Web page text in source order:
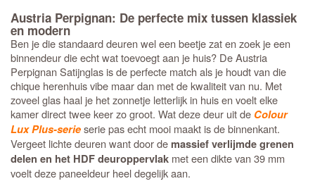
Austria Perpignan: De perfecte mix tussen klassiek
en modern
Ben je die standaard deuren wel een beetje zat en zoek je een
binnendeur die echt wat toevoegt aan je huis? De Austria
Perpignan Satijnglas is de perfecte match als je houdt van die
chique herenhuis vibe maar dan met de kwaliteit van nu. Met
zoveel glas haal je het zonnetje letterlijk in huis en voelt elke
kamer direct twee keer zo groot. Wat deze deur uit de Colour
Lux Plus-serieserie pas echt mooi maakt is de binnenkant.
Vergeet lichte deuren want door de massief verlijmde grenen
delen en het HDF deuroppervlak met een dikte van 39 mm
voelt deze paneeldeur heel degelijk aan.